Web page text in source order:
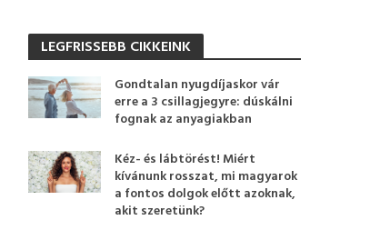
LEGFRISSEBB CIKKEINK
Gondtalan nyugdíjaskor vár
erre a 3 csillagjegyre: dúskálni
fognak az anyagiakban
Kéz- és lábtörést! Miért
kívánunk rosszat, mi magyarok
a fontos dolgok előtt azoknak,
akit szeretünk?